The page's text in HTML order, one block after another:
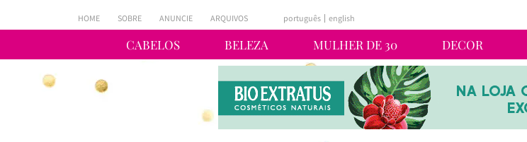
CABELOS BELEZA MULHER DE 30 DECOR
HOME SOBRE ANUNCIE ARQUIVOS português english